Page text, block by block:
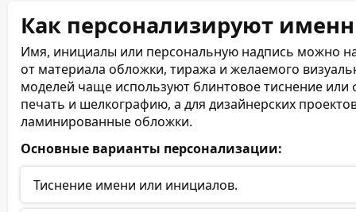
168 (84 листа)
170 (85 листов)
172 (86 листов)
174 (87 листов)
Как персонализируют
Имя, инициалы или персональную надпись можно
от материала обложки, тиража и желаемого
моделей чаще используют блинтовое тиснение
печать и шелкографию, а для дизайнерских
ламинированные обложки.
Основные варианты персонализации:
Тиснение имени или инициалов.